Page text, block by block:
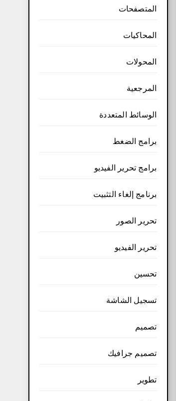
المتصفحات
المحاكيات
المحولات
المرجعية
الوسائط المتعددة
برامج الضغط
برامج تحرير الفيديو
برنامج إلغاء التثبيت
تحرير الصور
تحرير الفيديو
تحسين
تسجيل الشاشة
تصميم
تصميم جرافيك
تطوير